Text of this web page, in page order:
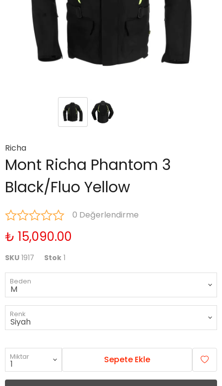
Richa
Mont Richa Phantom 3
Black/Fluo Yellow
0 Değerlendirme
₺ 15,090.00
SKU 1917 Stok 1
Beden
Renk
Miktar Sepete Ekle